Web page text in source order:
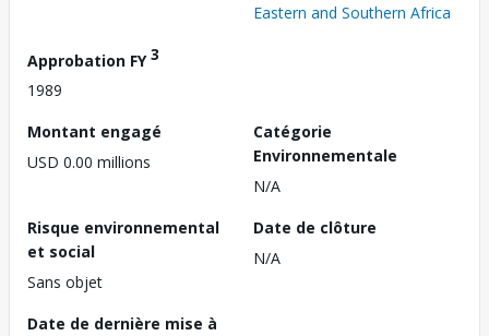
Eastern and Southern Africa
Approbation FY3
1989
Montant engagé
USD 0.00 millions
Catégorie
Environnementale
N/A
Risque environnemental
et social
Sans objet
Date de clôture
N/A
Date de dernière mise à